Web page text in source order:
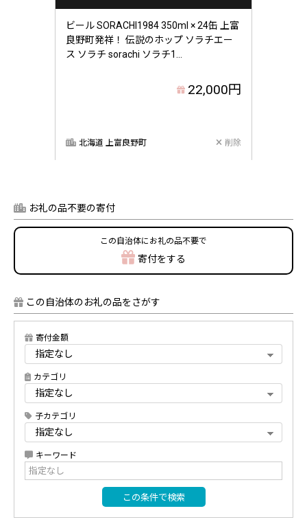
ビール SORACHI1984 350ml × 24缶 上富
良野町発祥！ 伝説のホップ ソラチエー
ス ソラチ sorachi ソラチ1...
22,000円
北海道 上富良野町 削除
お礼の品不要の寄付
この自治体にお礼の品不要で
寄付をする
この自治体のお礼の品をさがす
寄付金額
カテゴリ
子カテゴリ
キーワード
この条件で検索